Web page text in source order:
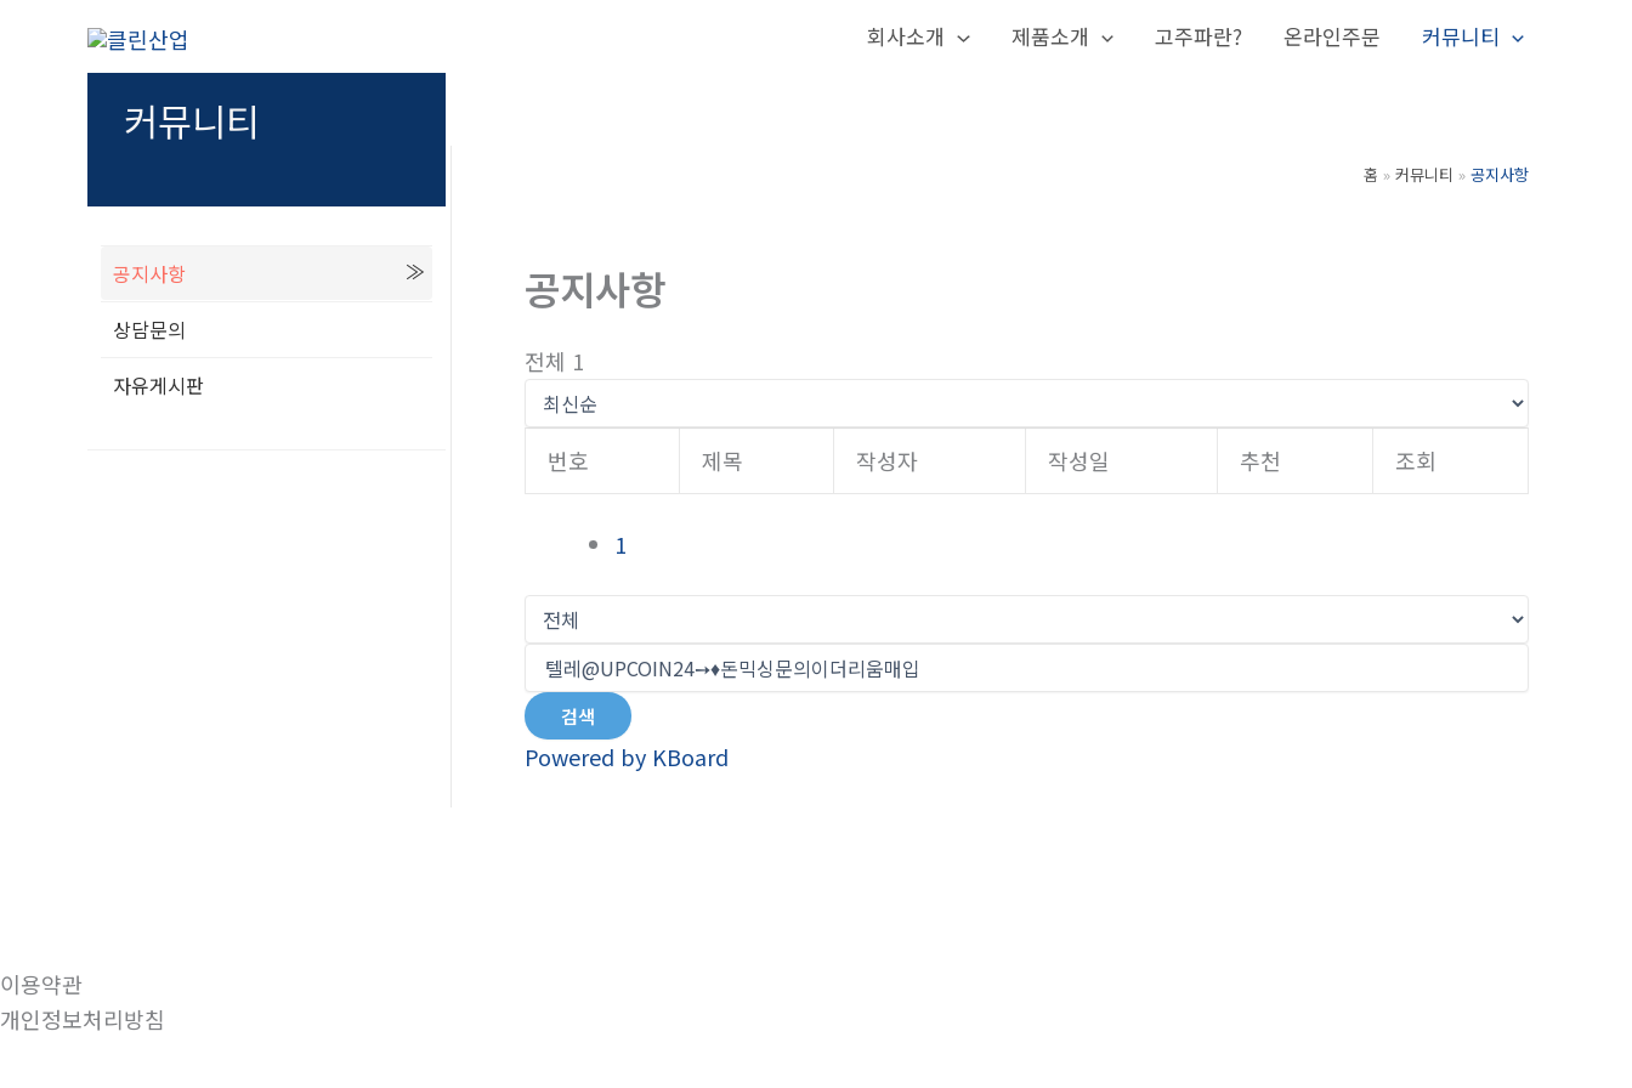
회사소개 제품소개 고주파란? 온라인주문 커뮤니티
커뮤니티
공지사항
상담문의
자유게시판
홈 커뮤니티 공지사항
공지사항
전체 1
번호 제목 작성자 작성일 추천 조회
1
검색
Powered by KBoard
이용약관
개인정보처리방침